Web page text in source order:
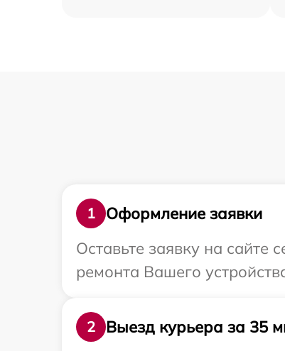
1
Оформление заявки
Оставьте заявку на сайте
ремонта Вашего
2
Выезд курьера за 35